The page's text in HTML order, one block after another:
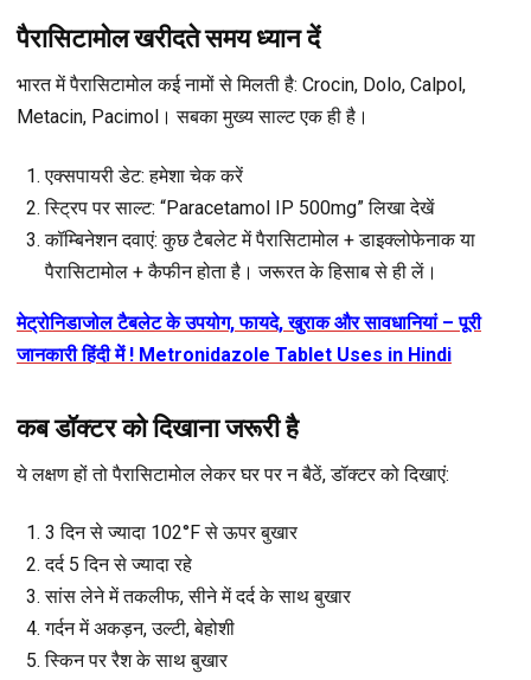
पैरासिटामोल खरीदते समय ध्यान दें
भारत में पैरासिटामोल कई नामों से मिलती है: Crocin, Dolo, Calpol,
Metacin, Pacimol। सबका मुख्य साल्ट एक ही है।
एक्सपायरी डेट: हमेशा चेक करें
स्ट्रिप पर साल्ट: “Paracetamol IP 500mg” लिखा देखें
कॉम्बिनेशन दवाएं: कुछ टैबलेट में पैरासिटामोल + डाइक्लोफेनाक या
पैरासिटामोल + कैफीन होता है। जरूरत के हिसाब से ही लें।
मेट्रोनिडाजोल टैबलेट के उपयोग, फायदे, खुराक और सावधानियां – पूरी
जानकारी हिंदी में ! Metronidazole Tablet Uses in Hindi
कब डॉक्टर को दिखाना जरूरी है
ये लक्षण हों तो पैरासिटामोल लेकर घर पर न बैठें, डॉक्टर को दिखाएं:
3 दिन से ज्यादा 102°F से ऊपर बुखार
दर्द 5 दिन से ज्यादा रहे
सांस लेने में तकलीफ, सीने में दर्द के साथ बुखार
गर्दन में अकड़न, उल्टी, बेहोशी
स्किन पर रैश के साथ बुखार